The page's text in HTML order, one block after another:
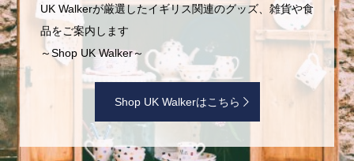
UK Walkerが厳選したイギリス関連のグッズ、雑貨や食
品をご案内します
～Shop UK Walker～
Shop UK Walkerはこちら